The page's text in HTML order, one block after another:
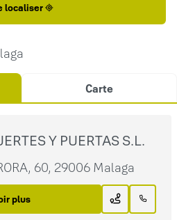
localiser
Carte
Y PUERTAS S.L.
60, 29006 Malaga
plus